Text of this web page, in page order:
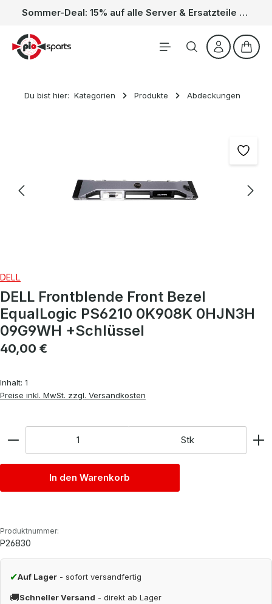
Zum Hauptinhalt springen Sommer-Deal: 15% auf alle Server & Ersatzteile – Kein Code nötig, der Rabatt wird automatisch im Warenkorb abgezogen. Gültig vom 01.06. bis 31.08.
Du bist hier: Kategorien Produkte Abdeckungen
DELL
DELL Frontblende Front Bezel
EqualLogic PS6210 0K908K 0HJN3H
09G9WH +Schlüssel
Regulärer Preis:
40,00 €
Inhalt: 1
Preise inkl. MwSt. zzgl. Versandkosten
Stk
In den Warenkorb
Produktnummer:
P26830
✔Auf Lager - sofort versandfertig
🚚Schneller Versand - direkt ab Lager